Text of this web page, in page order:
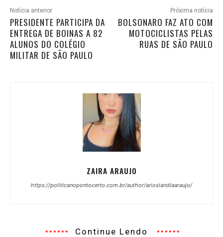
Notícia anterior
PRESIDENTE PARTICIPA DA
ENTREGA DE BOINAS A 82
ALUNOS DO COLÉGIO
MILITAR DE SÃO PAULO
Próxima notícia
BOLSONARO FAZ ATO COM
MOTOCICLISTAS PELAS
RUAS DE SÃO PAULO
ZAIRA ARAUJO
https://politicanopontocerto.com.br/author/arioslandiaaraujo/
Continue Lendo